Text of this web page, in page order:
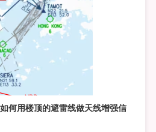
何用楼顶的避雷线做天线增强信